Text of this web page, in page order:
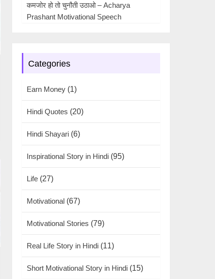
कमजोर हो तो चुनौती उठाओ – Acharya
Prashant Motivational Speech
Categories
Earn Money (1)
Hindi Quotes (20)
Hindi Shayari (6)
Inspirational Story in Hindi (95)
Life (27)
Motivational (67)
Motivational Stories (79)
Real Life Story in Hindi (11)
Short Motivational Story in Hindi (15)